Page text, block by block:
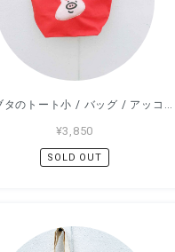
赤いブタのトート小 / バッグ / アッコモン
¥3,850
SOLD OUT